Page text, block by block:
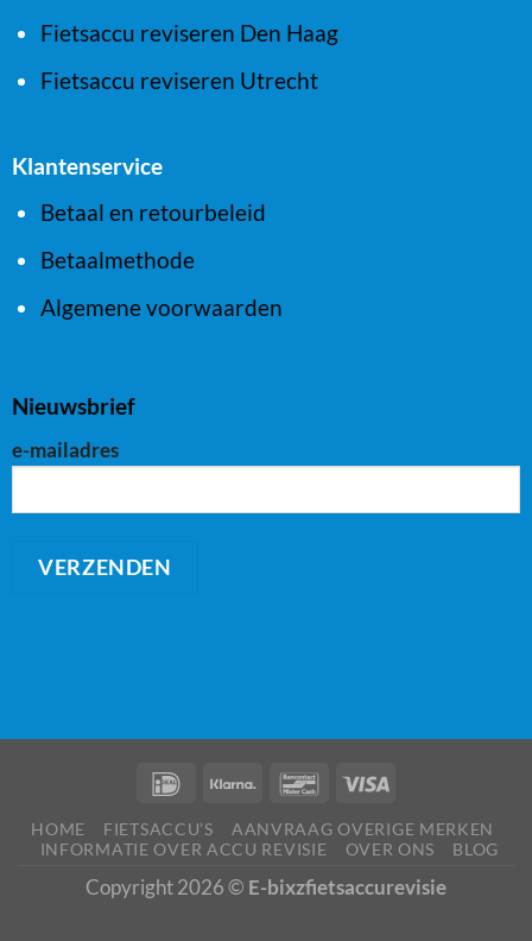
Fietsaccu reviseren Den Haag
Fietsaccu reviseren Utrecht
Klantenservice
Betaal en retourbeleid
Betaalmethode
Algemene voorwaarden
Nieuwsbrief
e-mailadres
HOME FIETSACCU’S
AANVRAAG OVERIGE MERKEN
INFORMATIE OVER ACCU REVISIE
OVER ONS BLOG
Copyright 2026 © E-bixzfietsaccurevisie